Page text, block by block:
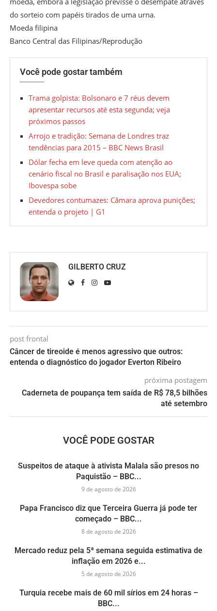
do sorteio com papéis tirados de uma urna.
Moeda filipina
Banco Central das Filipinas/Reprodução
Você pode gostar também
Trama golpista: Bolsonaro e 7 réus devem
apresentar recursos até esta segunda; veja
próximos passos
Arrojo e tradição: Semana de Londres traz
tendências para 2015 – BBC News Brasil
Dólar fecha em leve queda com atenção ao
cenário fiscal no Brasil e paralisação nos EUA;
Ibovespa sobe
Devedores contumazes: Câmara aprova punições;
entenda o projeto | G1
GILBERTO CRUZ
post frontal
Câncer de tireoide é menos agressivo que outros:
entenda o diagnóstico do jogador Everton Ribeiro
próxima postagem
Caderneta de poupança tem saída de R$ 78,5 bilhões
até setembro
VOCÊ PODE GOSTAR
Suspeitos de ataque à ativista Malala são presos no
Paquistão – BBC...
9 de agosto de 2026
Papa Francisco diz que Terceira Guerra já pode ter
começado – BBC...
8 de agosto de 2026
Mercado reduz pela 5ª semana seguida estimativa de
inflação em 2026 e...
5 de agosto de 2026
Turquia recebe mais de 60 mil sírios em 24 horas –
BBC...